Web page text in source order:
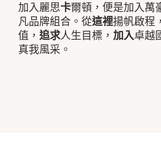
加入麗思卡爾頓，便是加入萬
凡品牌組合。從這裡揚帆啟程
值，追求人生目標，加入卓越
真我風采。